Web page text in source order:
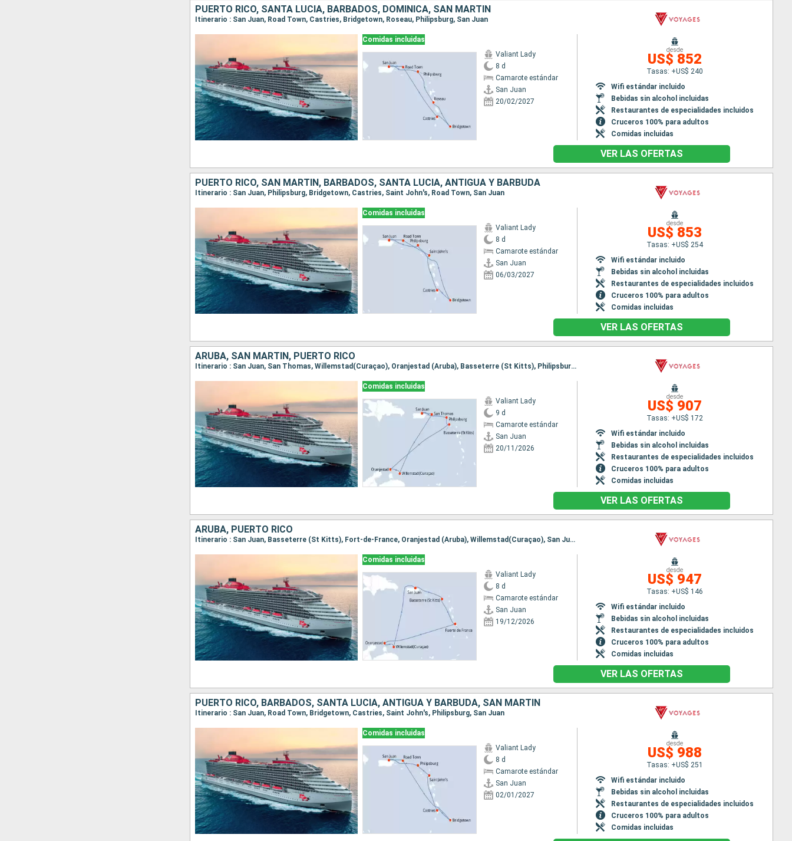
PUERTO RICO, SANTA LUCIA, BARBADOS, DOMINICA, SAN MARTÍN
Itinerario : San Juan, Road Town, Castries, Bridgetown, Roseau, Philipsburg, San Juan
Comidas incluidas
Valiant Lady
8 d
Camarote estándar
San Juan
20/02/2027
desde
US$ 852
Tasas: +US$ 240
Wifi estándar incluido
Bebidas sin alcohol incluidas
Restaurantes de especialidades incluidos
Cruceros 100% para adultos
Comidas incluidas
VER LAS OFERTAS
PUERTO RICO, SAN MARTÍN, BARBADOS, SANTA LUCIA, ANTIGUA Y BARBUDA
Itinerario : San Juan, Philipsburg, Bridgetown, Castries, Saint John's, Road Town, San Juan
Comidas incluidas
Valiant Lady
8 d
Camarote estándar
San Juan
06/03/2027
desde
US$ 853
Tasas: +US$ 254
Wifi estándar incluido
Bebidas sin alcohol incluidas
Restaurantes de especialidades incluidos
Cruceros 100% para adultos
Comidas incluidas
VER LAS OFERTAS
ARUBA, SAN MARTÍN, PUERTO RICO
Itinerario : San Juan, San Thomas, Willemstad(Curaçao), Oranjestad (Aruba), Basseterre (St Kitts), Philipsburg, San Juan
Comidas incluidas
Valiant Lady
9 d
Camarote estándar
San Juan
20/11/2026
desde
US$ 907
Tasas: +US$ 172
Wifi estándar incluido
Bebidas sin alcohol incluidas
Restaurantes de especialidades incluidos
Cruceros 100% para adultos
Comidas incluidas
VER LAS OFERTAS
ARUBA, PUERTO RICO
Itinerario : San Juan, Basseterre (St Kitts), Fort-de-France, Oranjestad (Aruba), Willemstad(Curaçao), San Juan
Comidas incluidas
Valiant Lady
8 d
Camarote estándar
San Juan
19/12/2026
desde
US$ 947
Tasas: +US$ 146
Wifi estándar incluido
Bebidas sin alcohol incluidas
Restaurantes de especialidades incluidos
Cruceros 100% para adultos
Comidas incluidas
VER LAS OFERTAS
PUERTO RICO, BARBADOS, SANTA LUCIA, ANTIGUA Y BARBUDA, SAN MARTÍN
Itinerario : San Juan, Road Town, Bridgetown, Castries, Saint John's, Philipsburg, San Juan
Comidas incluidas
Valiant Lady
8 d
Camarote estándar
San Juan
02/01/2027
desde
US$ 988
Tasas: +US$ 251
Wifi estándar incluido
Bebidas sin alcohol incluidas
Restaurantes de especialidades incluidos
Cruceros 100% para adultos
Comidas incluidas